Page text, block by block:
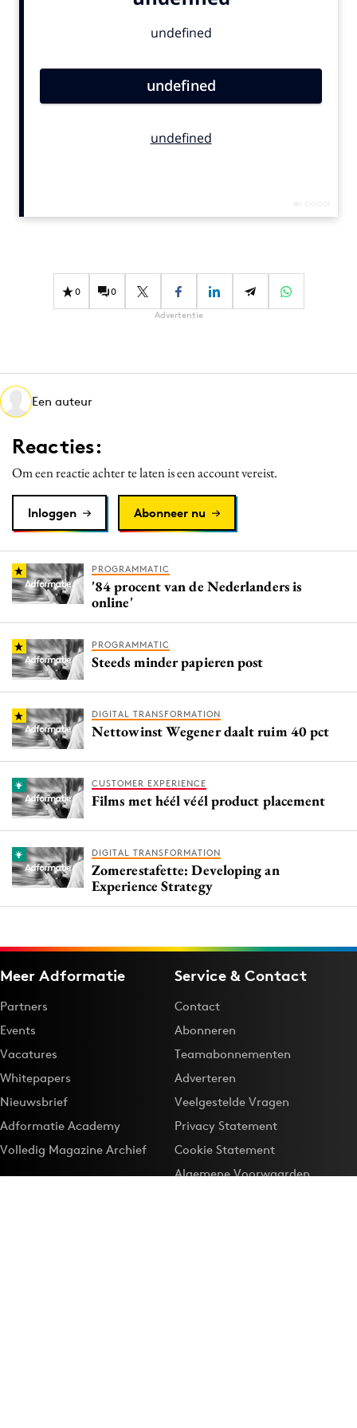
Gedragsverandering
Influencer marketing
Media
Merkstrategie
PR
Programmatic
Purpose Marketing
Reputatie & crisis
0 0
Advertentie
Een auteur
Reacties:
Om een reactie achter te laten is een account vereist.
Inloggen Abonneer nu
PROGRAMMATIC
'84 procent van de Nederlanders is
online'
PROGRAMMATIC
Steeds minder papieren post
DIGITAL TRANSFORMATION
Nettowinst Wegener daalt ruim 40 pct
CUSTOMER EXPERIENCE
Films met héél véél product placement
DIGITAL TRANSFORMATION
Zomerestafette: Developing an
Experience Strategy
Meer Adformatie
Partners
Events
Vacatures
Whitepapers
Nieuwsbrief
Adformatie Academy
Volledig Magazine Archief
Service & Contact
Contact
Abonneren
Teamabonnementen
Adverteren
Veelgestelde Vragen
Privacy Statement
Cookie Statement
Algemene Voorwaarden